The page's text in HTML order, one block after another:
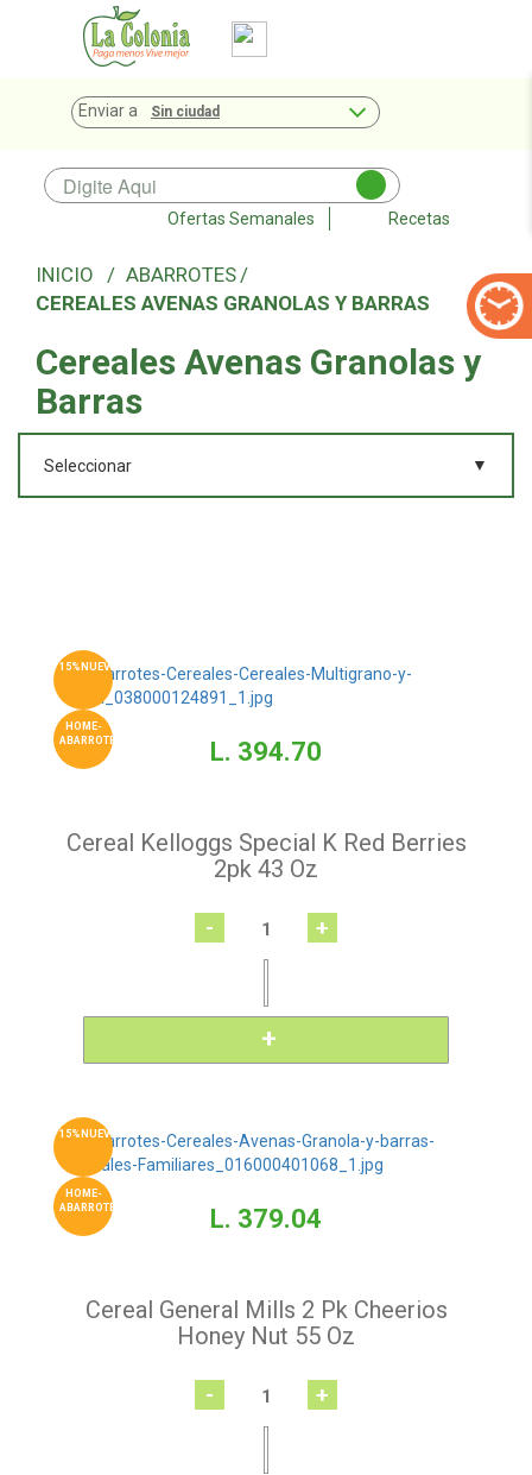
Enviar a Sin ciudad
Ofertas Semanales Recetas
ABARROTES
CEREALES AVENAS GRANOLAS Y BARRAS
Cereales Avenas Granolas y
Barras
Seleccionar ▼
15%NUEVO
HOME-
ABARROTES
L. 394.70
Cereal Kelloggs Special K Red Berries
2pk 43 Oz
- +
15%NUEVO
HOME-
ABARROTES
L. 379.04
Cereal General Mills 2 Pk Cheerios
Honey Nut 55 Oz
- +